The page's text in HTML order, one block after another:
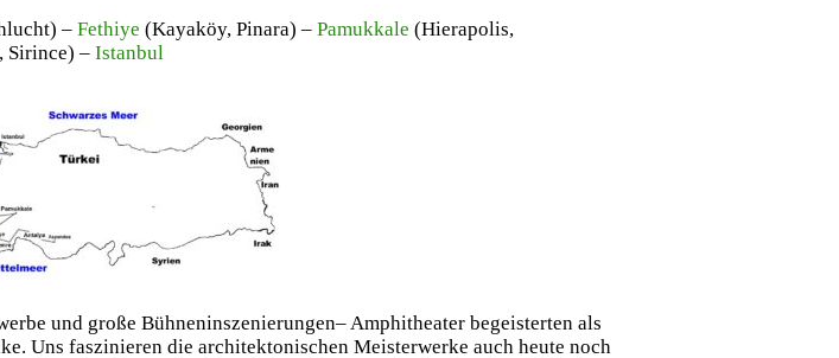
– Fethiye (Kayaköy, Pinara) – Pamukkale (Hierapolis,
Sirince) – Istanbul
und große Bühneninszenierungen– Amphitheater begeisterten als
Uns faszinieren die architektonischen Meisterwerke auch heute noch